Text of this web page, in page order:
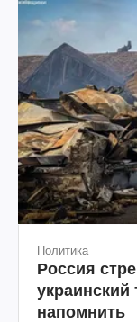
Политика
Россия
украинский
напомнить